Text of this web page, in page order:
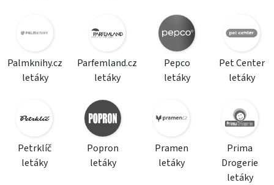
Palmknihy.cz
letáky
Parfemland.cz
letáky
Pepco
letáky
Pet Center
letáky
Petrklíč
letáky
Popron
letáky
Pramen
letáky
Prima
Drogerie
letáky